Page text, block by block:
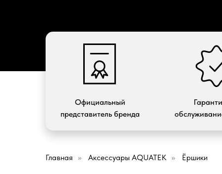
Официальный
представитель бренда
Главная » Аксессуары AQUATEK » Ёршики